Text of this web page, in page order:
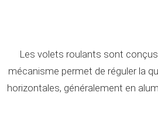
Les volets roulants sont
mécanisme permet de réguler la
horizontales, généralement en